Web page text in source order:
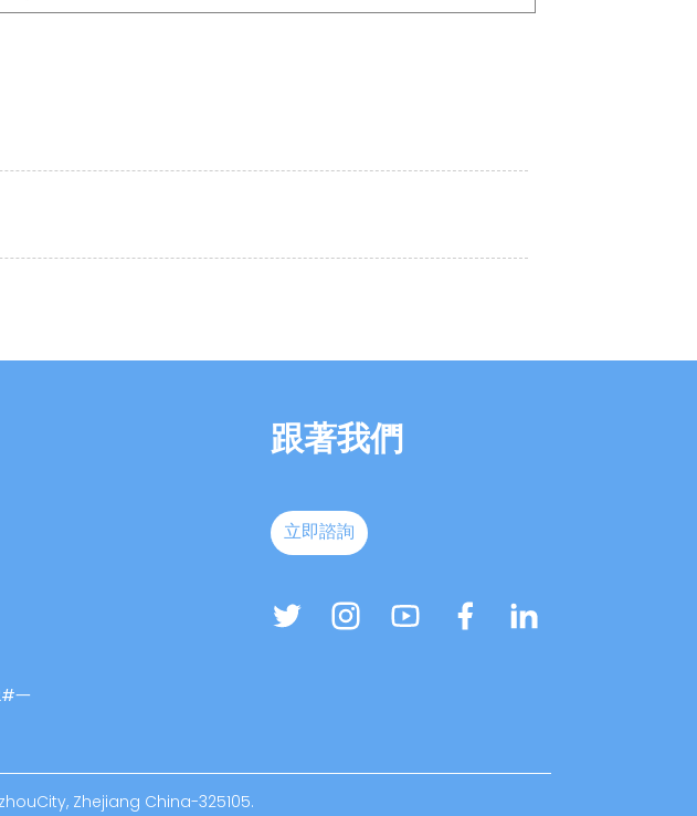
一
跟著我們
立即諮詢
Zhejiang China-325105.